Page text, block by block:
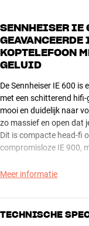
SENNHEISER
KOPTELEFOON
GELUID
De Sennheiser IE 600 is
met een schitterend hifi-
mooi en duidelijk naar
zo massief en open dat
Dit is compacte head-fi
compromisloze IE 900,
In tegenstelling tot het
aluminium. Hierdoor
staal. Alle details
Meer informatie
TECHNISCHE